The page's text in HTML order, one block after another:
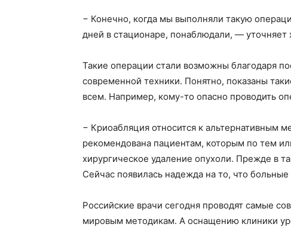
− Конечно, когда мы выполняли такую
дней в стационаре, понаблюдали, — уточняет
Такие операции стали возможны благодаря
современной техники. Понятно, показаны
всем. Например, кому-то опасно проводить
− Криоабляция относится к альтернативным
рекомендована пациентам, которым по тем
хирургическое удаление опухоли. Прежде в
Сейчас появилась надежда на то, что
Российские врачи сегодня проводят самые
мировым методикам. А оснащению клиники